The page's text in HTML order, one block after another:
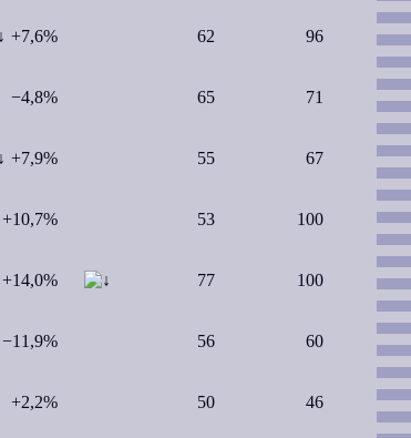
+7,6% 62 96
−4,8% 65 71
+7,9% 55 67
+10,7% 53 100
+14,0% 77 100
−11,9% 56 60
+2,2% 50 46